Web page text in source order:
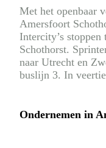
Met het openbaar
Amersfoort
Intercity’s
Schothorst.
naar Utrecht en
buslijn 3. In
Ondernemen in